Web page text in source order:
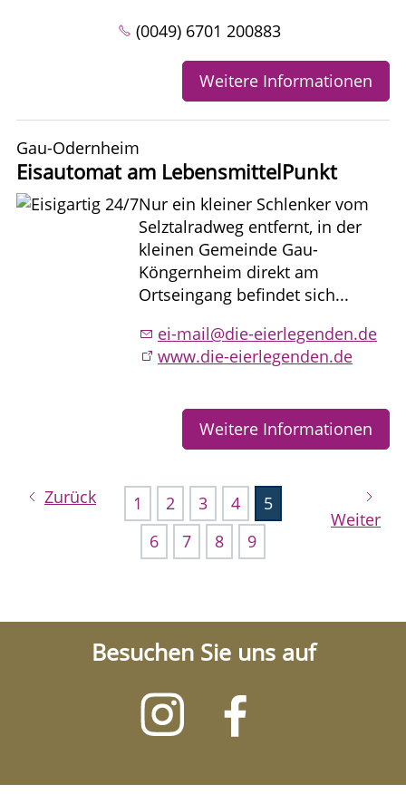
(0049) 6701 200883
Weitere Informationen
Gau-Odernheim
Eisautomat am LebensmittelPunkt
Nur ein kleiner Schlenker vom
Selztalradweg entfernt, in der
kleinen Gemeinde Gau-
Köngernheim direkt am
Ortseingang befindet sich...
ei-mail@die-eierlegenden.de
www.die-eierlegenden.de
Weitere Informationen
Zurück
Weiter
1 2 3 4
5
6
7 8 9
Besuchen Sie uns auf
Besuchen
Sie
auf
Besuchen
Sie
auf